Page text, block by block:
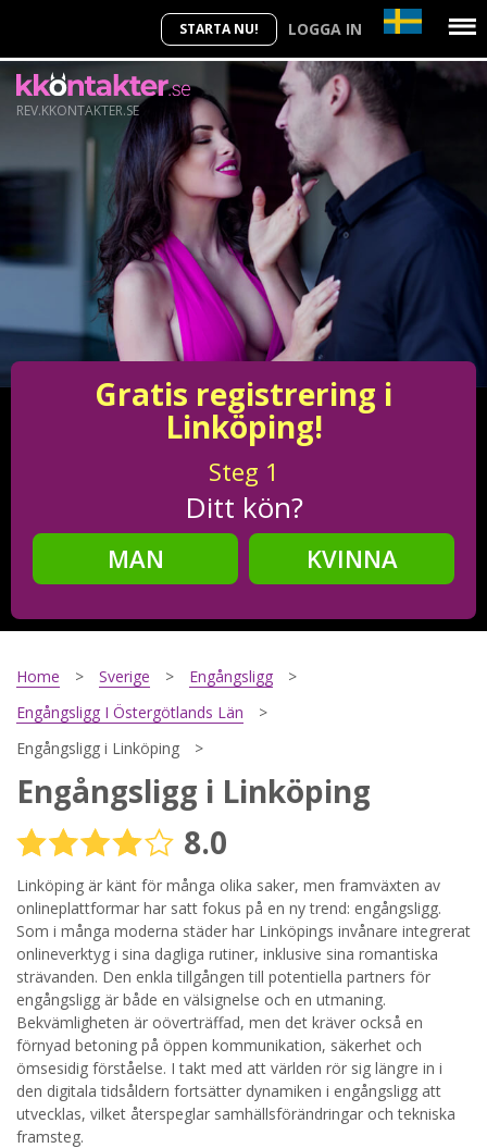
STARTA NU! LOGGA IN
REV.KKONTAKTER.SE
Gratis registrering i
Linköping!
Steg 1
Ditt kön?
MAN
KVINNA
Steg2
Steg 3
Din mailadress?
Genom att registrera godkänner jagVillkoren och
Sekretesspolicyn. Jag godkänner att ta emot information och
reklam via e-post från hemsidans operatörer. Jag kan dra
tillbaka godkännande när jag vill.
STARTA NU!
Home Sverige
Engångsligg
Engångsligg I Östergötlands Län
Engångsligg i Linköping
Engångsligg i Linköping
8.0
Linköping är känt för många olika saker, men framväxten av
onlineplattformar har satt fokus på en ny trend: engångsligg.
Som i många moderna städer har Linköpings invånare integrerat
onlineverktyg i sina dagliga rutiner, inklusive sina romantiska
strävanden. Den enkla tillgången till potentiella partners för
engångsligg är både en välsignelse och en utmaning.
Bekvämligheten är oöverträffad, men det kräver också en
förnyad betoning på öppen kommunikation, säkerhet och
ömsesidig förståelse. I takt med att världen rör sig längre in i
den digitala tidsåldern fortsätter dynamiken i engångsligg att
utvecklas, vilket återspeglar samhällsförändringar och tekniska
framsteg.